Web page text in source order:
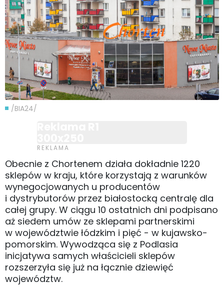
/BIA24/
Obecnie z Chortenem działa dokładnie 1220
sklepów w kraju, które korzystają z warunków
wynegocjowanych u producentów
i dystrybutorów przez białostocką centralę dla
całej grupy. W ciągu 10 ostatnich dni podpisano
aż siedem umów ze sklepami partnerskimi
w województwie łódzkim i pięć - w kujawsko-
pomorskim. Wywodząca się z Podlasia
inicjatywa samych właścicieli sklepów
rozszerzyła się już na łącznie dziewięć
województw.